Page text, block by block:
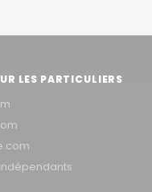
LES PARTICULIERS